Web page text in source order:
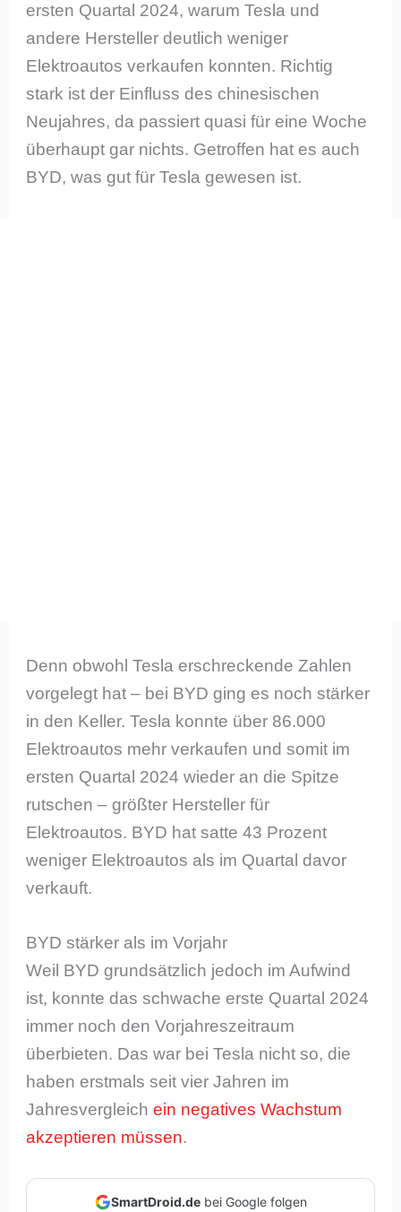
ersten Quartal 2024, warum Tesla und
andere Hersteller deutlich weniger
Elektroautos verkaufen konnten. Richtig
stark ist der Einfluss des chinesischen
Neujahres, da passiert quasi für eine Woche
überhaupt gar nichts. Getroffen hat es auch
BYD, was gut für Tesla gewesen ist.
Denn obwohl Tesla erschreckende Zahlen
vorgelegt hat – bei BYD ging es noch stärker
in den Keller. Tesla konnte über 86.000
Elektroautos mehr verkaufen und somit im
ersten Quartal 2024 wieder an die Spitze
rutschen – größter Hersteller für
Elektroautos. BYD hat satte 43 Prozent
weniger Elektroautos als im Quartal davor
verkauft.
BYD stärker als im Vorjahr
Weil BYD grundsätzlich jedoch im Aufwind
ist, konnte das schwache erste Quartal 2024
immer noch den Vorjahreszeitraum
überbieten. Das war bei Tesla nicht so, die
haben erstmals seit vier Jahren im
Jahresvergleichein negatives Wachstum
akzeptieren müssen.
SmartDroid.debei Google folgen